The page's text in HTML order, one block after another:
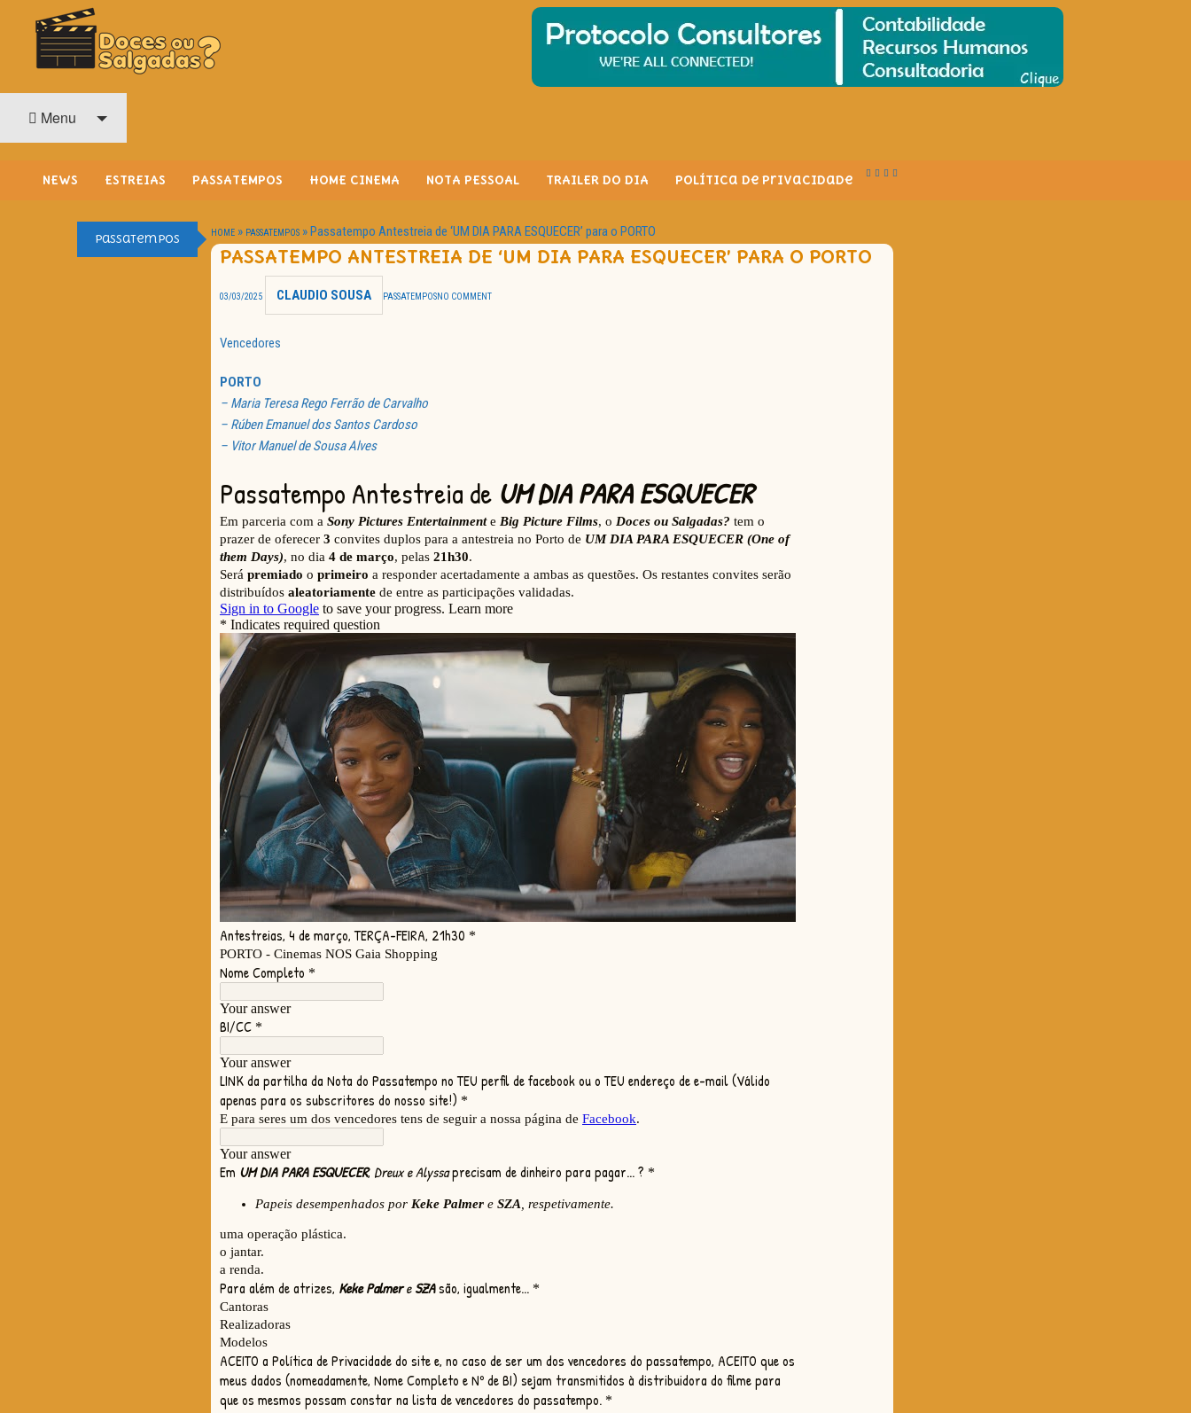
O Cinema? Uma Paixão!!
Menu
NEWS ESTREIAS PASSATEMPOS HOME CINEMA NOTA PESSOAL TRAILER DO DIA Política de Privacidade
Passatempos HOME » PASSATEMPOS »Passatempo Antestreia de ‘UM DIA PARA ESQUECER’ para o PORTO
PASSATEMPO ANTESTREIA DE ‘UM DIA PARA ESQUECER’ PARA O PORTO
03/03/2025 CLAUDIO SOUSA PASSATEMPOSNO COMMENT
Vencedores
PORTO
– Maria Teresa Rego Ferrão de Carvalho
– Rúben Emanuel dos Santos Cardoso
– Vitor Manuel de Sousa Alves